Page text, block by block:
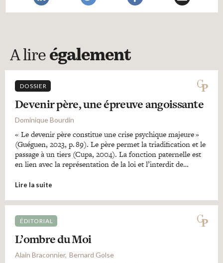
A lire également
DOSSIER
Devenir père, une épreuve angoissante
Dominique Bourdin
« Le devenir père constitue une crise psychique majeure »
(Guéguen, 2023, p. 89). Le père permet la triadification et le
passage à un tiers (Cupa, 2004). La fonction paternelle est
en lien avec la représentation de la loi et l’interdit de…
Lire la suite
ÉDITORIAL
L’ombre du Moi
Alain Braconnier Bernard Golse